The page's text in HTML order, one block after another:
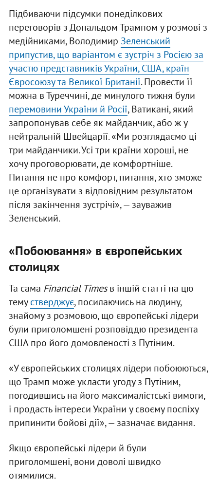
Підбиваючи підсумки понеділкових
переговорів з Дональдом Трампом у розмові з
медійниками, Володимир Зеленський
припустив, що варіантом є зустріч з Росією за
участю представників України, США, країн
Євросоюзу та Великої Британії. Провести її
можна в Туреччині, де минулого тижня були
перемовини України й Росії, Ватикані, який
запропонував себе як майданчик, або ж у
нейтральній Швейцарії. «Ми розглядаємо ці
три майданчики. Усі три країни хороші, не
хочу проговорювати, де комфортніше.
Питання не про комфорт, питання, хто зможе
це організувати з відповідним результатом
після закінчення зустрічі», — зауважив
Зеленський.
«Побоювання» в європейських
столицях
Та сама Financial Timesв іншій статті на цю
темустверджує, посилаючись на людину,
знайому з розмовою, що європейські лідери
були приголомшені розповіддю президента
США про його домовленості з Путіним.
«У європейських столицях лідери побоюються,
що Трамп може укласти угоду з Путіним,
погодившись на його максималістські вимоги,
і продасть інтереси України у своєму поспіху
припинити бойові дії», — зазначає видання.
Якщо європейські лідери й були
приголомшені, вони доволі швидко
отямилися.